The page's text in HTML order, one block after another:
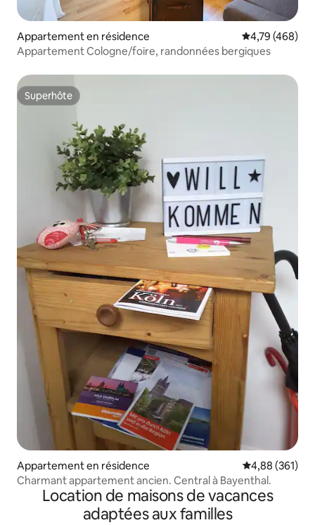
Appartement en résidence Évaluation
4,79 (468)
Appartement Cologne/foire, randonnées bergiques
Superhôte
Superhôte
Appartement en résidence Évaluation
4,88 (361)
Charmant appartement ancien. Central à Bayenthal.
Location de maisons de vacances
adaptées aux familles